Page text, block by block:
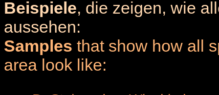
Beispiele, die zeigen, wie
aussehen:
Samples that show how all
area look like: